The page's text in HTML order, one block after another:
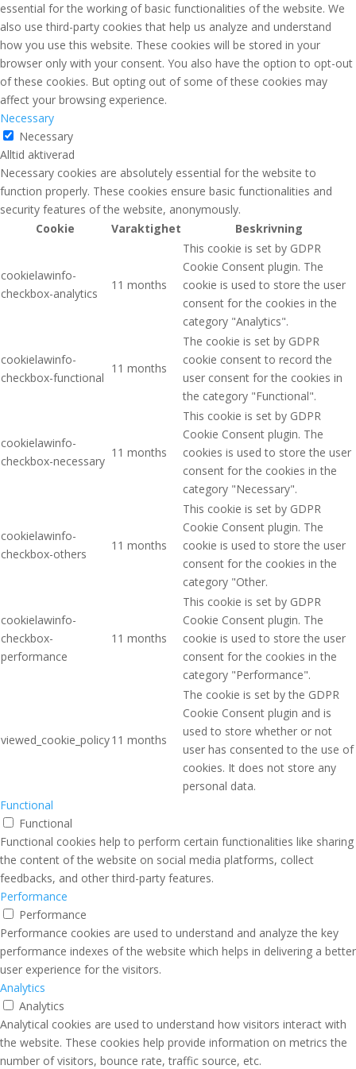
essential for the working of basic functionalities of the website. We
also use third-party cookies that help us analyze and understand
how you use this website. These cookies will be stored in your
browser only with your consent. You also have the option to opt-out
of these cookies. But opting out of some of these cookies may
affect your browsing experience.
Necessary
Necessary
Alltid aktiverad
Necessary cookies are absolutely essential for the website to
function properly. These cookies ensure basic functionalities and
security features of the website, anonymously.
Cookie
Varaktighet Beskrivning
cookielawinfo-
checkbox-analytics
11 months
This cookie is set by GDPR
Cookie Consent plugin. The
cookie is used to store the user
consent for the cookies in the
category "Analytics".
cookielawinfo-
checkbox-functional
11 months
The cookie is set by GDPR
cookie consent to record the
user consent for the cookies in
the category "Functional".
cookielawinfo-
checkbox-necessary
11 months
This cookie is set by GDPR
Cookie Consent plugin. The
cookies is used to store the user
consent for the cookies in the
category "Necessary".
cookielawinfo-
checkbox-others
11 months
This cookie is set by GDPR
Cookie Consent plugin. The
cookie is used to store the user
consent for the cookies in the
category "Other.
cookielawinfo-
checkbox-
performance
11 months
This cookie is set by GDPR
Cookie Consent plugin. The
cookie is used to store the user
consent for the cookies in the
category "Performance".
viewed_cookie_policy11 months
The cookie is set by the GDPR
Cookie Consent plugin and is
used to store whether or not
user has consented to the use of
cookies. It does not store any
personal data.
Functional
Functional
Functional cookies help to perform certain functionalities like sharing
the content of the website on social media platforms, collect
feedbacks, and other third-party features.
Performance
Performance
Performance cookies are used to understand and analyze the key
performance indexes of the website which helps in delivering a better
user experience for the visitors.
Analytics
Analytics
Analytical cookies are used to understand how visitors interact with
the website. These cookies help provide information on metrics the
number of visitors, bounce rate, traffic source, etc.